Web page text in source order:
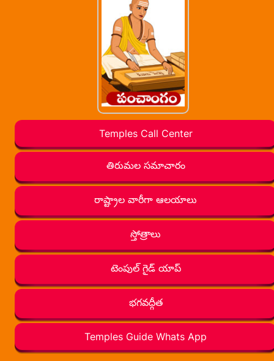
Temples Call Center
తిరుమల సమాచారం
రాష్ట్రాల వారీగా ఆలయాలు
స్తోత్రాలు
టెంపుల్ గైడ్ యాప్
భగవద్గీత
Temples Guide Whats App